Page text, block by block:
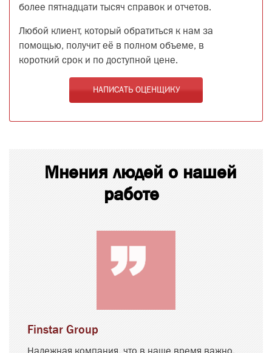
более пятнадцати тысяч справок и отчетов.
Любой клиент, который обратиться к нам за
помощью, получит её в полном объеме, в
короткий срок и по доступной цене.
НАПИСАТЬ ОЦЕНЩИКУ
Мнения людей о нашей
работе
Finstar Group